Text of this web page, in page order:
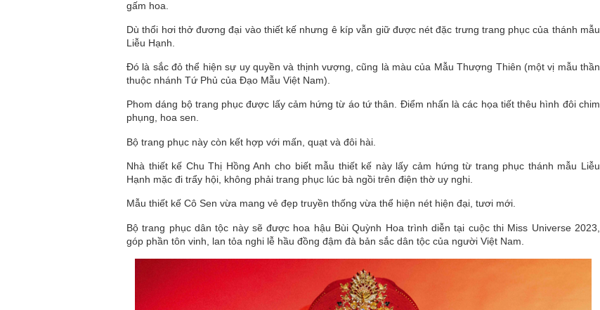
gấm hoa.
Dù thổi hơi thở đương đại vào thiết kế nhưng ê kíp vẫn giữ được nét đặc trưng trang phục của thánh mẫu
Liễu Hạnh.
Đó là sắc đỏ thể hiện sự uy quyền và thịnh vượng, cũng là màu của Mẫu Thượng Thiên (một vị mẫu thần
thuộc nhánh Tứ Phủ của Đạo Mẫu Việt Nam).
Phom dáng bộ trang phục được lấy cảm hứng từ áo tứ thân. Điểm nhấn là các họa tiết thêu hình đôi chim
phụng, hoa sen.
Bộ trang phục này còn kết hợp với mấn, quạt và đôi hài.
Nhà thiết kế Chu Thị Hồng Anh cho biết mẫu thiết kế này lấy cảm hứng từ trang phục thánh mẫu Liễu
Hạnh mặc đi trẩy hội, không phải trang phục lúc bà ngồi trên điện thờ uy nghi.
Mẫu thiết kế Cô Sen vừa mang vẻ đẹp truyền thống vừa thể hiện nét hiện đại, tươi mới.
Bộ trang phục dân tộc này sẽ được hoa hậu Bùi Quỳnh Hoa trình diễn tại cuộc thi Miss Universe 2023,
góp phần tôn vinh, lan tỏa nghi lễ hầu đồng đậm đà bản sắc dân tộc của người Việt Nam.